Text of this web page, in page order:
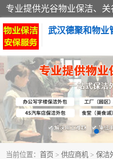
武汉德聚和物业
当前位置： 首页 > 供应商机 > 保洁
保洁外包